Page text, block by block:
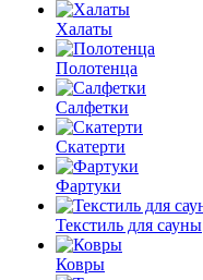
Халаты
Полотенца
Салфетки
Скатерти
Фартуки
Текстиль для сауны
Ковры